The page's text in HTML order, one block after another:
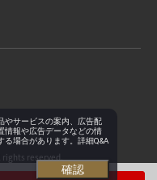
reserved.
やサービスの案内、広告配
情報や広告データなどの情
場合があります。詳細Q&A
確認